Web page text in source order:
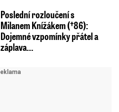
Poslední rozloučení s
Milanem Knížákem (†86):
Dojemné vzpomínky přátel a
záplava…